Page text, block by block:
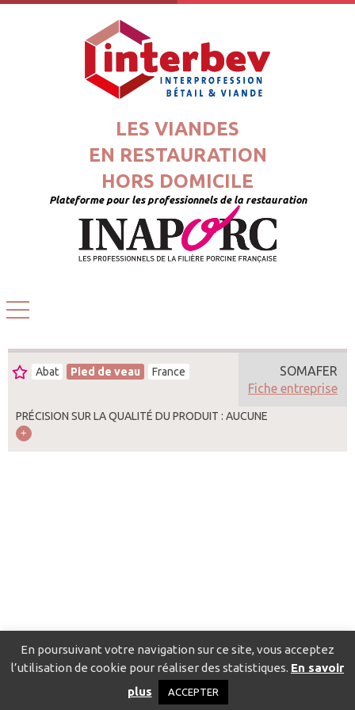
LES VIANDES
EN RESTAURATION
HORS DOMICILE
Plateforme pour les professionnels de la restauration
Abat Pied de veau France
PRÉCISION SUR LA QUALITÉ DU PRODUIT : AUCUNE
SOMAFER
Fiche entreprise
Catalogue pour localiser les fournisseurs
Politique de confidentialité
En poursuivant votre navigation sur ce site, vous acceptez
l’utilisation de cookie pour réaliser des statistiques. En savoir
plus
ACCEPTER